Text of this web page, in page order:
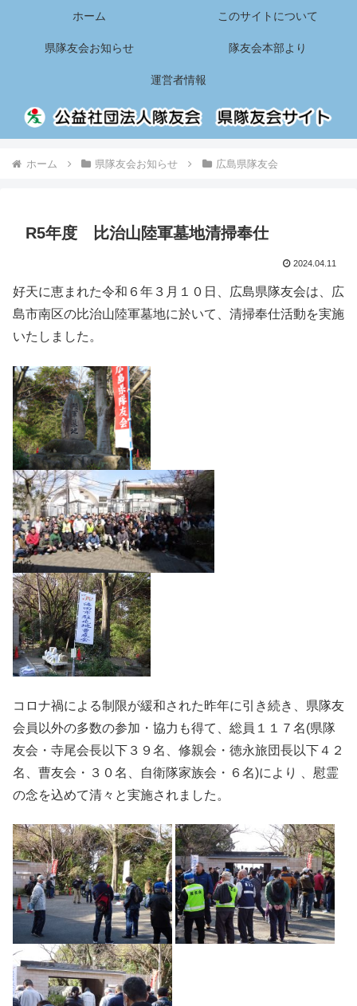
ホーム このサイトについて
県隊友会お知らせ 隊友会本部より
運営者情報
ホーム 県隊友会お知らせ 広島県隊友会
R5年度 比治山陸軍墓地清掃奉仕
2024.04.11
好天に恵まれた令和６年３月１０日、広島県隊友会は、広
島市南区の比治山陸軍墓地に於いて、清掃奉仕活動を実施
いたしました。
コロナ禍による制限が緩和された昨年に引き続き、県隊友
会員以外の多数の参加・協力も得て、総員１１７名(県隊
友会・寺尾会長以下３９名、修親会・徳永旅団長以下４２
名、曹友会・３０名、自衛隊家族会・６名)により 、慰霊
の念を込めて清々と実施されました。